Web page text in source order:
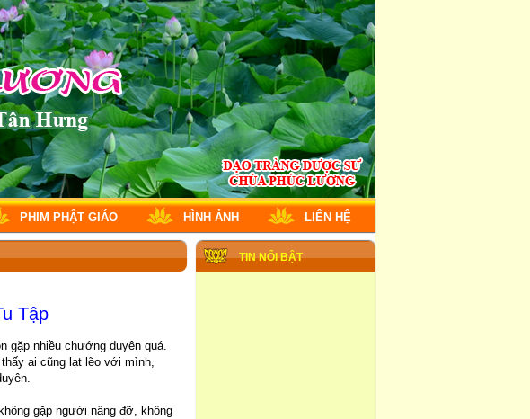
PHIM PHẬT GIÁO HÌNH ẢNH LIÊN HỆ
Tập
gặp nhiều chướng duyên quá.
ai cũng lạt lẽo với mình,
gặp người nâng đỡ, không
TIN NỔI BẬT